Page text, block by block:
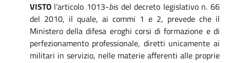
VISTOl’articolo 1013-bisdel decreto legislativo n. 66
del 2010, il quale, ai commi 1 e 2, prevede che il
Ministero della difesa eroghi corsi di formazione e di
perfezionamento professionale, diretti unicamente ai
militari in servizio, nelle materie afferenti alle proprie